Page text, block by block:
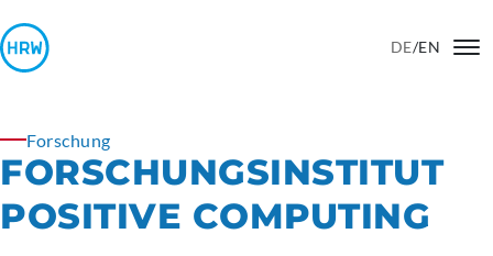
DE/EN
Forschung
FORSCHUNGSINSTITUT
POSITIVE COMPUTING